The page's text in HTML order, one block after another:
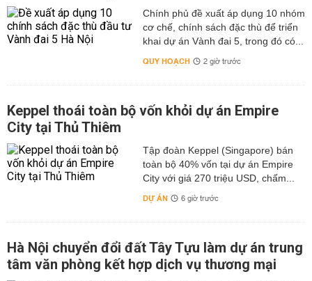
Chính phủ đề xuất áp dụng 10 nhóm
cơ chế, chính sách đặc thù để triển
khai dự án Vành đai 5, trong đó có...
QUY HOẠCH 2 giờ trước
Keppel thoái toàn bộ vốn khỏi dự án Empire
City tại Thủ Thiêm
Tập đoàn Keppel (Singapore) bán
toàn bộ 40% vốn tại dự án Empire
City với giá 270 triệu USD, chấm...
DỰ ÁN 6 giờ trước
Hà Nội chuyển đổi đất Tây Tựu làm dự án trung
tâm văn phòng kết hợp dịch vụ thương mại